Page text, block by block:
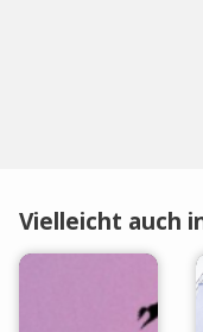
Vielleicht auch